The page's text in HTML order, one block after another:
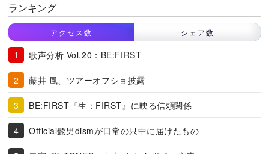
ランキング
アクセス数 シェア数
歌声分析 Vol.20：BE:FIRST
藤井 風、ツアーオフショ披露
BE:FIRST『生：FIRST』に映る信頼関係
Official髭男dismが日常の只中に届けたもの